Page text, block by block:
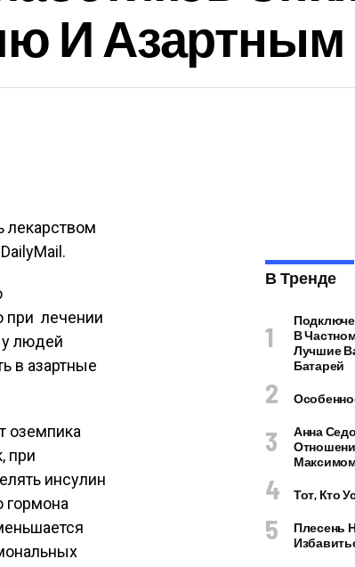
И
лекарством
при лечении
у людей
в азартные
оземпика
при
инсулин
гормона
В Тренде
В
Лучшие
Батарей
Анна
Тот, Кто
Плесень